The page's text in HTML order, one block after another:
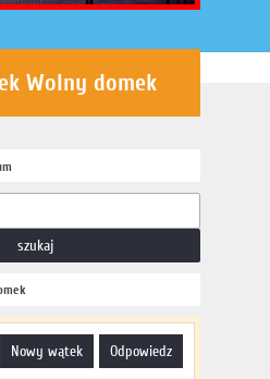
Wolny domek
odpowiedz
nowy wątek